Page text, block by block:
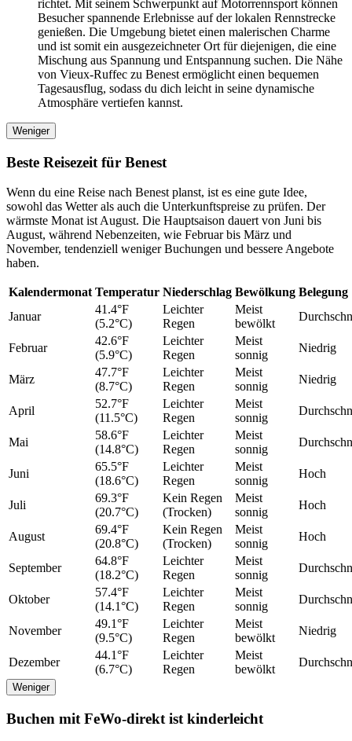
richtet. Mit seinem Schwerpunkt auf Motorrennsport können
Besucher spannende Erlebnisse auf der lokalen Rennstrecke
genießen. Die Umgebung bietet einen malerischen Charme
und ist somit ein ausgezeichneter Ort für diejenigen, die eine
Mischung aus Spannung und Entspannung suchen. Die Nähe
von Vieux-Ruffec zu Benest ermöglicht einen bequemen
Tagesausflug, sodass du dich leicht in seine dynamische
Atmosphäre vertiefen kannst.
Weniger
Beste Reisezeit für Benest
Wenn du eine Reise nach Benest planst, ist es eine gute Idee,
sowohl das Wetter als auch die Unterkunftspreise zu prüfen. Der
wärmste Monat ist August. Die Hauptsaison dauert von Juni bis
August, während Nebenzeiten, wie Februar bis März und
November, tendenziell weniger Buchungen und bessere Angebote
haben.
Kalendermonat Temperatur Niederschlag Bewölkung Belegung
Januar
41.4°F
(5.2°C)
Leichter
Regen
Meist
bewölkt
Februar
42.6°F
(5.9°C)
Leichter
Regen
Meist
sonnig
Niedrig
März
47.7°F
(8.7°C)
Leichter
Regen
Meist
sonnig
Niedrig
April
52.7°F
(11.5°C)
Leichter
Regen
Meist
sonnig
Mai
58.6°F
(14.8°C)
Leichter
Regen
Meist
sonnig
Juni
65.5°F
(18.6°C)
Leichter
Regen
Meist
sonnig
Hoch
Juli
69.3°F
(20.7°C)
Kein Regen
(Trocken)
Meist
sonnig
Hoch
August
69.4°F
(20.8°C)
Kein Regen
(Trocken)
Meist
sonnig
Hoch
September
64.8°F
(18.2°C)
Leichter
Regen
Meist
sonnig
Oktober
57.4°F
(14.1°C)
Leichter
Regen
Meist
sonnig
November
49.1°F
(9.5°C)
Leichter
Regen
Meist
bewölkt
Niedrig
Dezember
44.1°F
(6.7°C)
Leichter
Regen
Meist
bewölkt
Weniger
Buchen mit FeWo-direkt ist kinderleicht